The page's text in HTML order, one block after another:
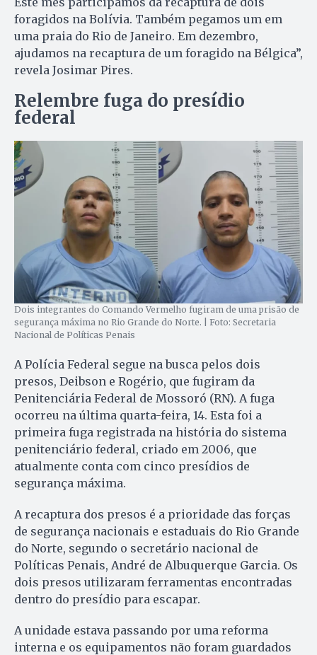
foragidos na Bolívia. Também pegamos um em
uma praia do Rio de Janeiro. Em dezembro,
ajudamos na recaptura de um foragido na Bélgica”,
revela Josimar Pires.
Relembre fuga do presídio
federal
Dois integrantes do Comando Vermelho fugiram de uma prisão de
segurança máxima no Rio Grande do Norte. | Foto: Secretaria
Nacional de Políticas Penais
A Polícia Federal segue na busca pelos dois
presos, Deibson e Rogério, que fugiram da
Penitenciária Federal de Mossoró (RN). A fuga
ocorreu na última quarta-feira, 14. Esta foi a
primeira fuga registrada na história do sistema
penitenciário federal, criado em 2006, que
atualmente conta com cinco presídios de
segurança máxima.
A recaptura dos presos é a prioridade das forças
de segurança nacionais e estaduais do Rio Grande
do Norte, segundo o secretário nacional de
Políticas Penais, André de Albuquerque Garcia. Os
dois presos utilizaram ferramentas encontradas
dentro do presídio para escapar.
A unidade estava passando por uma reforma
interna e os equipamentos não foram guardados